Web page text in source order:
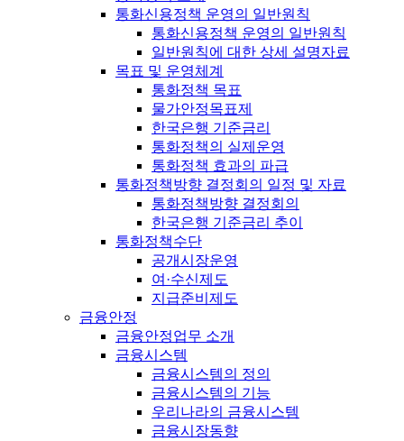
통화신용정책 운영의 일반원칙
통화신용정책 운영의 일반원칙
일반원칙에 대한 상세 설명자료
목표 및 운영체계
통화정책 목표
물가안정목표제
한국은행 기준금리
통화정책의 실제운영
통화정책 효과의 파급
통화정책방향 결정회의 일정 및 자료
통화정책방향 결정회의
한국은행 기준금리 추이
통화정책수단
공개시장운영
여·수신제도
지급준비제도
금융안정
금융안정업무 소개
금융시스템
금융시스템의 정의
금융시스템의 기능
우리나라의 금융시스템
금융시장동향